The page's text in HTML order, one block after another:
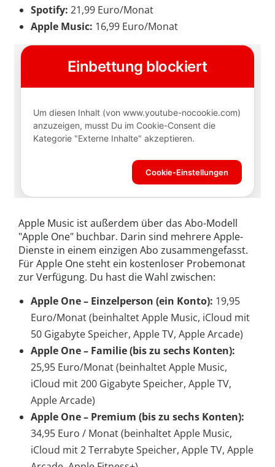
Spotify: 21,99 Euro/Monat
Apple Music: 16,99 Euro/Monat
Apple Music ist außerdem über das Abo-Modell
"Apple One" buchbar. Darin sind mehrere Apple-
Dienste in einem einzigen Abo zusammengefasst.
Für Apple One steht ein kostenloser Probemonat
zur Verfügung. Du hast die Wahl zwischen:
Apple One – Einzelperson (ein Konto): 19,95
Euro/Monat (beinhaltet Apple Music, iCloud mit
50 Gigabyte Speicher, Apple TV, Apple Arcade)
Apple One – Familie (bis zu sechs Konten):
25,95 Euro/Monat (beinhaltet Apple Music,
iCloud mit 200 Gigabyte Speicher, Apple TV,
Apple Arcade)
Apple One – Premium (bis zu sechs Konten):
34,95 Euro / Monat (beinhaltet Apple Music,
iCloud mit 2 Terrabyte Speicher, Apple TV, Apple